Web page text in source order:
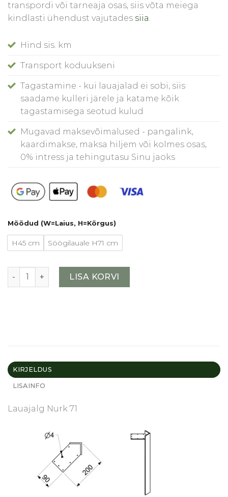
transpordi või tarneaja osas, siis võta meiega
kindlasti ühendust vajutades siia.
Hind sis. km
Transport koduukseni
Tagastamine - kui lauajalad ei sobi, siis
saadame kulleri järele ja katame kõik
tagastamisega seotud kulud
Mugavad maksevõimalused - pangalink,
kaardimakse, maksa hiljem või kolmes osas,
0% intress ja tehingutasu Sinu jaoks
Mõõdud (W=Laius, H=Kõrgus)
H45 cm Söögilauale H71 cm
Metallist lauajalad Nurk 4tk kogus
LISA KORVI
KIRJELDUS
LISAINFO
Lauajalg Nurk 71